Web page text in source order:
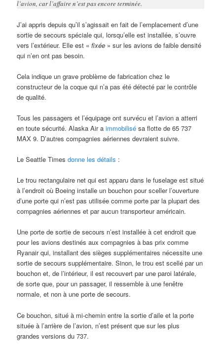
l’avion, car l’affaire n’est pas encore terminée.
J’ai appris depuis qu’il s’agissait en fait de l’emplacement d’une
sortie de secours spéciale qui, lorsqu’elle est installée, s’ouvre
vers l’extérieur. Elle est «fixée » sur les avions de faible densité
qui n’en ont pas besoin.
Cela indique un grave problème de fabrication chez le
constructeur de la coque qui n’a pas été détecté par le contrôle
de qualité.
Tous les passagers et l’équipage ont survécu et l’avion a atterri
en toute sécurité. Alaska Air aimmobilisé sa flotte de 65 737
MAX 9. D’autres compagnies aériennes devraient suivre.
Le Seattle Timesdonne les détails :
Le trou rectangulaire net qui est apparu dans le fuselage est situé
à l’endroit où Boeing installe un bouchon pour sceller l’ouverture
d’une porte qui n’est pas utilisée comme porte par la plupart des
compagnies aériennes et par aucun transporteur américain.
Une porte de sortie de secours n’est installée à cet endroit que
pour les avions destinés aux compagnies à bas prix comme
Ryanair qui, installant des sièges supplémentaires nécessite une
sortie de secours supplémentaire. Sinon, le trou est scellé par un
bouchon et, de l’intérieur, il est recouvert par une paroi latérale,
de sorte que, pour un passager, il ressemble à une fenêtre
normale, et non à une porte de secours.
Ce bouchon, situé à mi-chemin entre la sortie d’aile et la porte
située à l’arrière de l’avion, n’est présent que sur les plus
grandes versions du 737.